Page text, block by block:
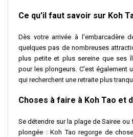
Ce qu'il faut savoir sur Koh
Dès votre arrivée à l'embarcadère
quelques pas de nombreuses
plus petite et plus sereine que ses
pour les plongeurs. C'est également
qui recherchent une retraite plus
Choses à faire à Koh Tao et
Se détendre sur la plage de Sairee
plongée : Koh Tao regorge de